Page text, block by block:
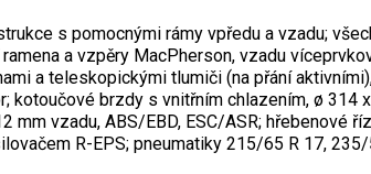
s pomocnými rámy vpředu a vzadu;
a vzpěry MacPherson, vzadu
a teleskopickými tlumiči (na přání
kotoučové brzdy s vnitřním chlazením, ø 314
mm vzadu, ABS/EBD, ESC/ASR; hřebenové
R-EPS; pneumatiky 215/65 R 17,